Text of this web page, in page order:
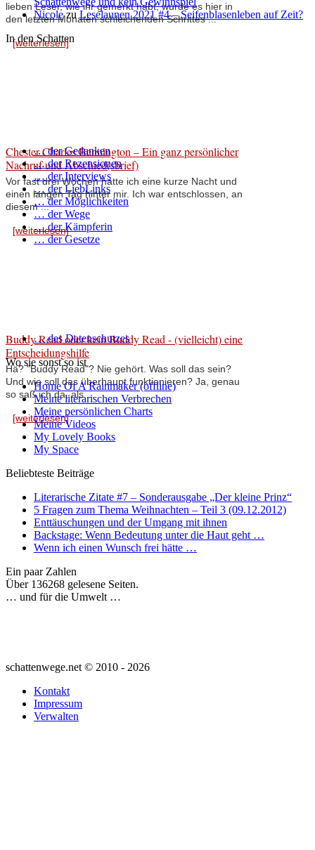
lieben Leser, wie ihr gemerkt habt, wurde es hier in
den letzten Monaten schleichenden Schrittes ...
[weiterlesen]
Chester Charles Bennington – Ein ganz persönlicher
Nachruf und Abschied(sbrief)
Vor fast drei Wochen hatte ich eine kurze Nacht und
einen langen Tag hinter mir. Ich war entschlossen, an
diesem ...
[weiterlesen]
Buddy Read oder kein Buddy Read - (vielleicht) eine
Entscheidungshilfe
Hä? "Buddy Read"? Nie gehört. Was soll das sein?
Und wie soll das überhaupt funktionieren? Ja, genau
so saß ich da, als ...
[weiterlesen]
Nicolezu Leselaunen 2021 #4 – Seifenblasenleben auf Zeit?
In den Schatten
… der Gedanken
… der Rezensionen
… der Interviews
… der LiebLinks
… der Möglichkeiten
… der Wege
… der Kämpferin
… der Gesetze
… des Datenschutzes
Wo sie sonst so ist
Home Of A Rainmaker (offline)
Meine literarischen Verbrechen
Meine persönlichen Charts
Meine Videos
My Lovely Books
My Space
Beliebteste Beiträge
Literarische Zitate #7 – Sonderausgabe „Der kleine Prinz“
5 Fragen zum Thema Weihnachten – Teil 3 (09.12.2012)
Enttäuschungen und der Umgang mit ihnen
Backstage: Wenn Bedeutung unter die Haut geht …
Wenn ich einen Wunsch frei hätte …
Ein paar Zahlen
Über 136268 gelesene Seiten.
… und für die Umwelt …
schattenwege.net © 2010 - 2026
Kontakt
Impressum
Verwalten